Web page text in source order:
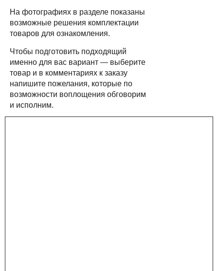
На фотографиях в разделе показаны
возможные решения комплектации
товаров для ознакомления.
Чтобы подготовить подходящий
именно для вас вариант — выберите
товар и в комментариях к заказу
напишите пожелания, которые по
возможности воплощения обговорим
и исполним.